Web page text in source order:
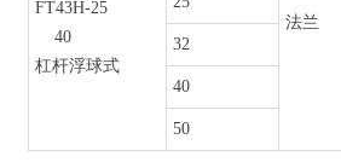
FT43H-25
40
杠杆浮球式
法兰
32
40
50